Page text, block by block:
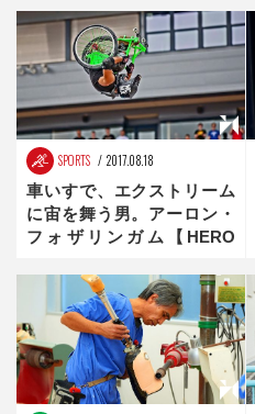
SPORTS 2017.08.18
車いすで、エクストリーム
に宙を舞う男。アーロン・
フォザリンガム【HERO